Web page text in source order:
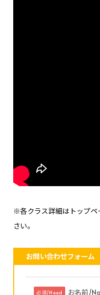
※各クラス詳細はトップペ
さい。
お問い合わせフォーム
必須/Need お名前/